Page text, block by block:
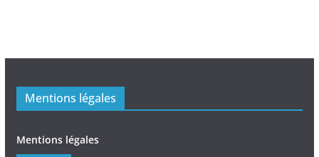
Mentions légales
Mentions légales